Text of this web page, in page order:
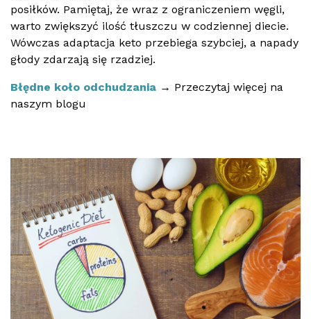
posiłków. Pamiętaj, że wraz z ograniczeniem węgli,
warto zwiększyć ilość tłuszczu w codziennej diecie.
Wówczas adaptacja keto przebiega szybciej, a napady
głody zdarzają się rzadziej.
Błędne koło odchudzania → Przeczytaj więcej na
naszym blogu